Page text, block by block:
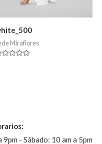
Miraflores
- Sábado: 10 am a 5pm